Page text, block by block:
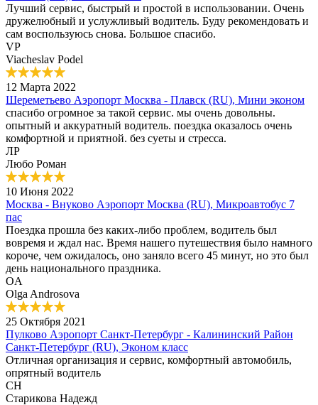
Лучший сервис, быстрый и простой в использовании. Очень
дружелюбный и услужливый водитель. Буду рекомендовать и
сам воспользуюсь снова. Большое спасибо.
VP
Viacheslav Podel
12 Марта 2022
Шереметьево Аэропорт Москва - Плавск (RU), Мини эконом
спасибо огромное за такой сервис. мы очень довольны.
опытный и аккуратный водитель. поездка оказалось очень
комфортной и приятной. без суеты и стресса.
ЛР
Любо Роман
10 Июня 2022
Москва - Внуково Аэропорт Москва (RU), Микроавтобус 7
пас
Поездка прошла без каких-либо проблем, водитель был
вовремя и ждал нас. Время нашего путешествия было намного
короче, чем ожидалось, оно заняло всего 45 минут, но это был
день национального праздника.
OA
Olga Androsova
25 Октября 2021
Пулково Аэропорт Санкт-Петербург - Калининский Район
Санкт-Петербург (RU), Эконом класс
Отличная организация и сервис, комфортный автомобиль,
опрятный водитель
СН
Старикова Надежд